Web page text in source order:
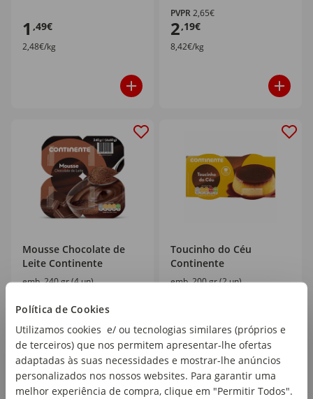
Política de Cookies
Utilizamos cookies e/ ou tecnologias similares (próprios e
de terceiros) que nos permitem apresentar-lhe ofertas
adaptadas às suas necessidades e mostrar-lhe anúncios
personalizados nos nossos websites. Para garantir uma
melhor experiência de compra, clique em "Permitir Todos".
1 ,49€
2,48€/kg
PVPR2,65€
2,19€
8,42€/kg
Mousse Chocolate de
Leite Continente
emb. 240 gr (4 un)
1
4,79€/kg
Toucinho do Céu
Continente
emb. 200 gr (2 un)
1
6,95€/kg